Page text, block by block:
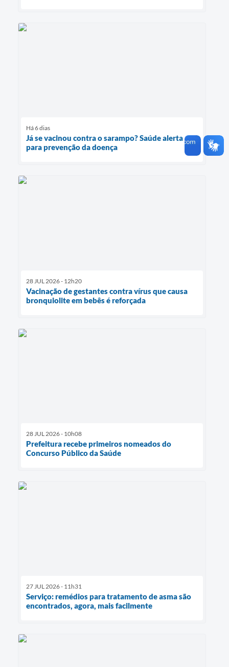
Há 6 dias
Já se vacinou contra o sarampo? Saúde alerta
para prevenção da doença
28 JUL 2026 - 12h20
Vacinação de gestantes contra vírus que causa
bronquiolite em bebês é reforçada
28 JUL 2026 - 10h08
Prefeitura recebe primeiros nomeados do
Concurso Público da Saúde
27 JUL 2026 - 11h31
Serviço: remédios para tratamento de asma são
encontrados, agora, mais facilmente